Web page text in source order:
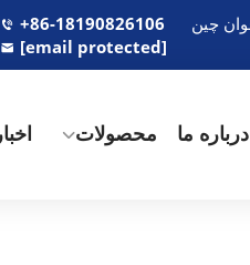
+86-18190826106
[email protected]
درباره ما محصولات اخبار